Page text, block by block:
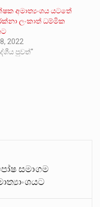
අමාත්‍යංශය යටතේ
ලංකාත් ධම්මික
2022
පුවත්"
සමාගම